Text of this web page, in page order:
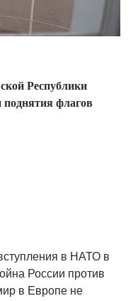
Республики
поднятия флагов
в НАТО в
России против
в Европе не